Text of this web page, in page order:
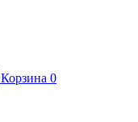
Корзина 0